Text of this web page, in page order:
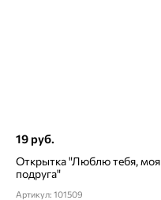
19 руб.
Открытка "Люблю тебя, моя
подруга"
Артикул: 101509